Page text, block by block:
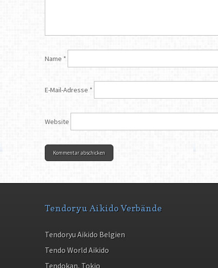
Name *
E-Mail-Adresse *
Website
Tendoryu Aikido Verbände
Tendoryu Aikido Belgien
Tendo World Aikido
Tendokan, Tokio